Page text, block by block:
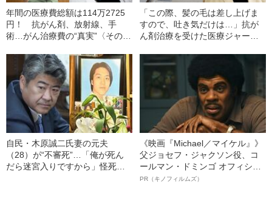
年間の医療費総額は114万2725
円！ 抗がん剤、放射線、手
術…がん治療費の“真実”〈そのう
額は…〉
「この際、髪の毛は差し上げま
すので、吐き気だけは…」抗が
ん剤治療を受けた医療ジャーナ
自民・木原誠二氏妻の元夫
（28）が“不審死”…「俺が死ん
だら迷宮入りですから」怪死現
《映画『Michael／マイケル』》
父ジョセフ・ジャクソン役、コ
ールマン・ドミンゴ オフィシャ
ルインタビュー“観客を魅了した
PR（キノフィルムズ）